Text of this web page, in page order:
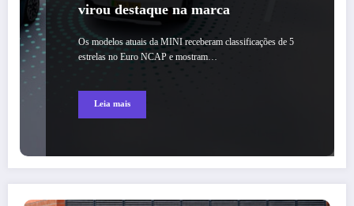
virou destaque na marca
Os modelos atuais da MINI receberam classificações de 5
estrelas no Euro NCAP e mostram…
Leia mais